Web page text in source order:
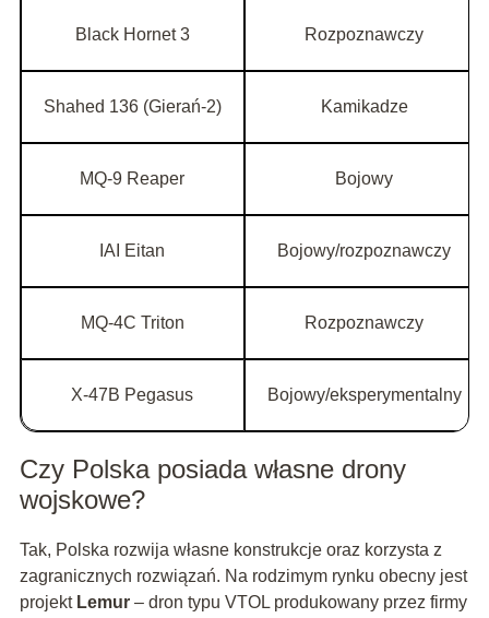
Black Hornet 3 Rozpoznawczy
Shahed 136 (Gierań-2) Kamikadze
MQ-9 Reaper Bojowy
IAI Eitan Bojowy/rozpoznawczy
MQ-4C Triton Rozpoznawczy
X-47B Pegasus Bojowy/eksperymentalny
Czy Polska posiada własne drony
wojskowe?
Tak, Polska rozwija własne konstrukcje oraz korzysta z
zagranicznych rozwiązań. Na rodzimym rynku obecny jest
projekt Lemur– dron typu VTOL produkowany przez firmy